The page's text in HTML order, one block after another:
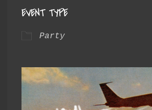
EVENT TYPE
Party